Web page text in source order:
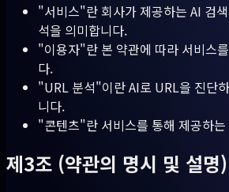
"서비스"란 회사가 제공하는 AI 검
석을 의미합니다.
"이용자"란 본 약관에 따라 서비스
다.
"URL 분석"이란 AI로 URL을 진단
니다.
"콘텐츠"란 서비스를 통해 제공하
제3조 (약관의 명시 및 설명)